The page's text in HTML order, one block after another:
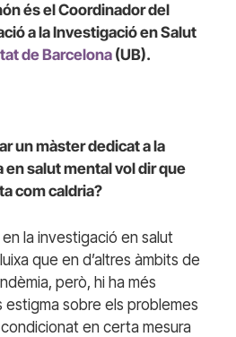
és el Coordinador del
a la Investigació en Salut
de Barcelona(UB).
un màster dedicat a la
en salut mental vol dir que
com caldria?
la investigació en salut
que en d’altres àmbits de
però, hi ha més
estigma sobre els problemes
condicionat en certa mesura